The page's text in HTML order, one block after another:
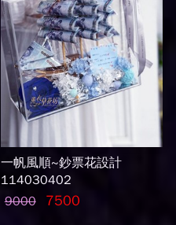
一帆風順~鈔票花設計
114030402
9000
7500